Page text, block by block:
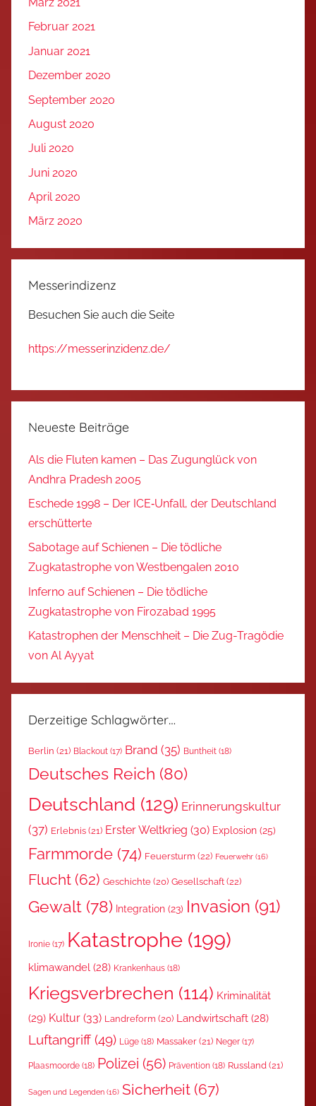
Februar 2021
Januar 2021
Dezember 2020
September 2020
August 2020
Juli 2020
Juni 2020
April 2020
März 2020
Messerindizenz
Besuchen Sie auch die Seite
https://messerinzidenz.de/
Neueste Beiträge
Als die Fluten kamen – Das Zugunglück von
Andhra Pradesh 2005
Eschede 1998 – Der ICE‑Unfall, der Deutschland
erschütterte
Sabotage auf Schienen – Die tödliche
Zugkatastrophe von Westbengalen 2010
Inferno auf Schienen – Die tödliche
Zugkatastrophe von Firozabad 1995
Katastrophen der Menschheit – Die Zug-Tragödie
von Al Ayyat
Derzeitige Schlagwörter…
Berlin (21) Blackout (17) Brand (35) Buntheit (18)
Deutsches Reich (80)
Deutschland (129) Erinnerungskultur
(37) Erlebnis (21) Erster Weltkrieg (30) Explosion (25)
Farmmorde (74) Feuersturm (22) Feuerwehr (16)
Flucht (62) Geschichte (20) Gesellschaft(22)
Gewalt (78) Integration (23) Invasion (91)
Ironie (17) Katastrophe (199)
klimawandel (28) Krankenhaus (18)
Kriegsverbrechen (114) Kriminalität
(29) Kultur (33) Landreform (20) Landwirtschaft (28)
Luftangriff (49) Lüge (18) Massaker (21) Neger (17)
Plaasmoorde (18) Polizei (56) Prävention (18) Russland (21)
Sagen und Legenden (16) Sicherheit (67)